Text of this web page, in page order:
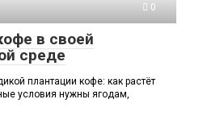
0
в своей
среде
плантации кофе: как растёт
условия нужны ягодам,